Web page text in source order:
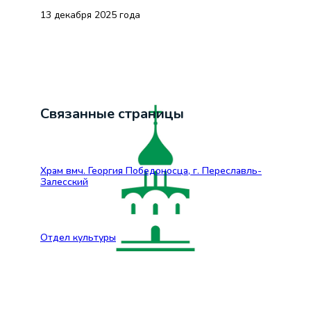
13 декабря 2025 года
Связанные страницы
Храм вмч. Георгия Победоносца, г. Переславль-
Залесский
Отдел культуры